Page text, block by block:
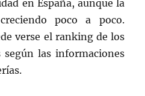
en España, aunque la
poco a poco.
verse el ranking de los
las informaciones